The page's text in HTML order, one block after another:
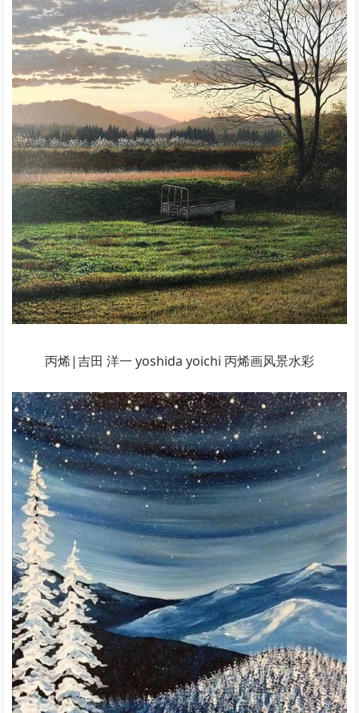
丙烯|吉田 洋一 yoshida yoichi 丙烯画风景水彩